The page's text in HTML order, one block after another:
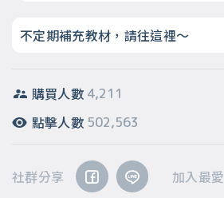
不定期補充教材，請往這裡～
購買人數 4,211
點擊人數 502,563
社群分享 加入最愛